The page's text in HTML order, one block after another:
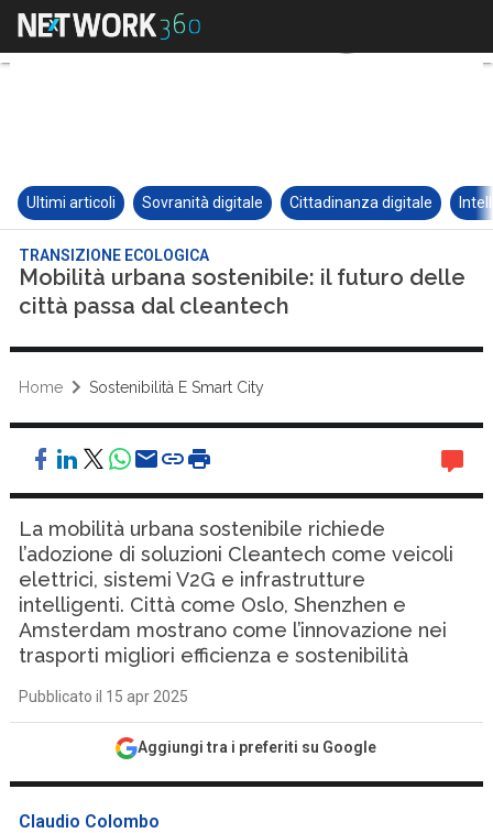
Ultimi articoli Sovranità digitale Cittadinanza digitale
TRANSIZIONE ECOLOGICA
Mobilità urbana sostenibile: il futuro delle
città passa dal cleantech
Home Sostenibilità E Smart City
La mobilità urbana sostenibile richiede
l’adozione di soluzioni Cleantech come veicoli
elettrici, sistemi V2G e infrastrutture
intelligenti. Città come Oslo, Shenzhen e
Amsterdam mostrano come l’innovazione nei
trasporti migliori efficienza e sostenibilità
Pubblicato il 15 apr 2025
Aggiungi tra i preferiti su Google
Claudio Colombo